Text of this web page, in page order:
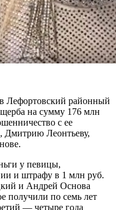
Лефортовский районный
на сумму 176 млн
с ее
Дмитрию Леонтьеву,
у певицы,
и штрафу в 1 млн руб.
и Андрей Основа
получили по семь лет
— четыре года